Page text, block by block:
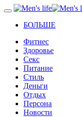
БОЛЬШЕ
Фитнес
Здоровье
Секс
Питание
Стиль
Деньги
Отдых
Персона
Новости